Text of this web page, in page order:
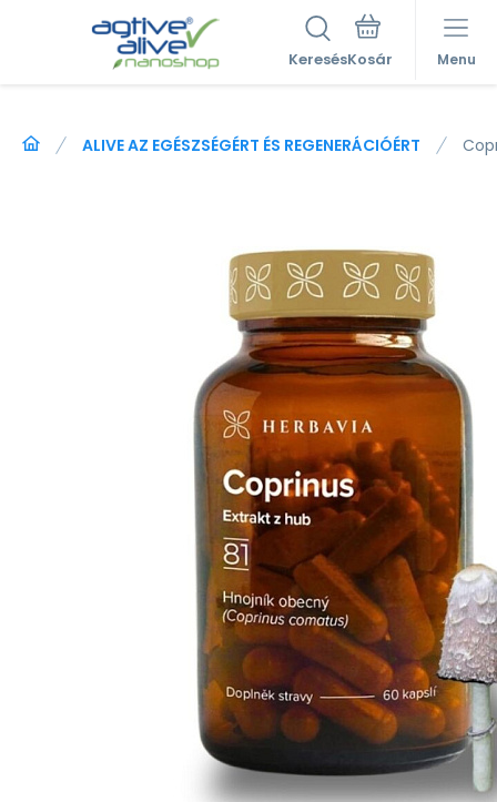
Keresés Menu
ALIVE AZ EGÉSZSÉGÉRT ÉS REGENERÁCIÓÉRT